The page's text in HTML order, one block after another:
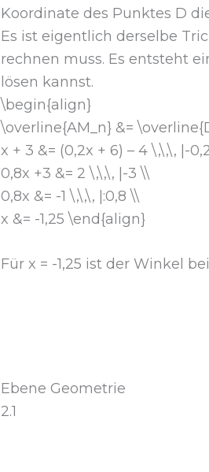
Koordinate des Punktes D
Es ist eigentlich derselbe
rechnen muss. Es entsteht
lösen kannst.
\begin{align}
\overline{AM_n} &=
x + 3 &= (0,2x + 6) – 4 \,\,\, |-
0,8x +3 &= 2 \,\,\, |-3 \\
0,8x &= -1 \,\,\, |:0,8 \\
x &= -1,25 \end{align}
Für x = -1,25 ist der Winkel
Ebene Geometrie
2.1